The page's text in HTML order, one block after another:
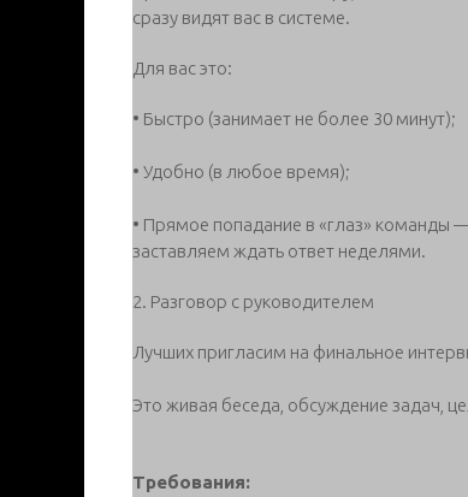
сразу видят вас в системе.
Для вас это:
• Быстро (занимает не более 30 минут);
• Удобно (в любое время);
• Прямое попадание в «глаз» команды
заставляем ждать ответ неделями.
2. Разговор с руководителем
Лучших пригласим на финальное
Это живая беседа, обсуждение задач,
Требования: